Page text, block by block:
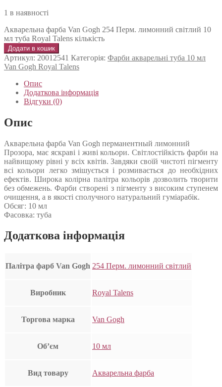
1 в наявності
Акварельна фарба Van Gogh 254 Перм. лимонний світлий 10
мл туба Royal Talens кількість
Додати в кошик
Артикул: 20012541 Категорія: Фарби акварельні туба 10 мл
Van Gogh Royal Talens
Опис
Додаткова інформація
Відгуки (0)
Опис
Акварельна фарба Van Gogh перманентный лимонний
Прозора, має яскраві і живі кольори. Світлостійкість фарби на
найвищому рівні у всіх квітів. Завдяки своїй чистоті пігменту
всі кольори легко змішується і розмивається до необхідних
ефектів. Широка колірна палітра кольорів дозволить творити
без обмежень. Фарби створені з пігменту з високим ступенем
очищення, а в якості сполучного натуральний гуміарабік.
Обсяг: 10 мл
Фасовка: туба
Додаткова інформація
Палітра фарб Van Gogh 254 Перм. лимонний світлий
Виробник Royal Talens
Торгова марка Van Gogh
Об’єм 10 мл
Вид товару Акварельна фарба